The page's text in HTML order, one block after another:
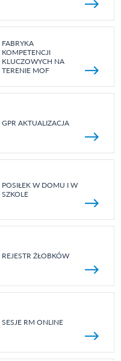
FABRYKA
KOMPETENCJI
KLUCZOWYCH NA
TERENIE MOF
GPR AKTUALIZACJA
POSIŁEK W DOMU I W
SZKOLE
REJESTR ŻŁOBKÓW
SESJE RM ONLINE